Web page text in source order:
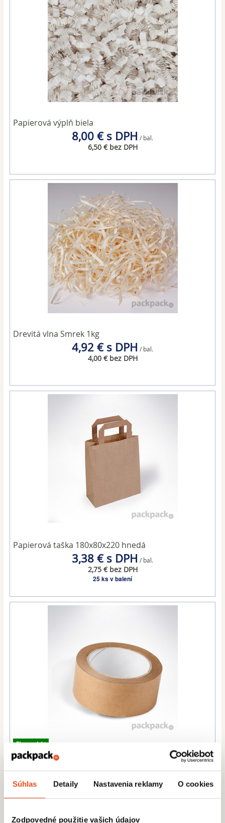
Súhlas Detaily Nastavenia reklamy O cookies
Zodpovedné použitie vašich údajov
Papierová výplň biela
8,00 € s DPH / bal.
6,50 € bez DPH
Drevitá vlna Smrek 1kg
4,92 € s DPH / bal.
4,00 € bez DPH
Papierová taška 180x80x220 hnedá
3,38 € s DPH / bal.
2,75 € bez DPH
25 ks v balení
Eko produkt
Lepiaca páska papierová 48/50
2,41 € s DPH / bal.
1,96 € bez DPH